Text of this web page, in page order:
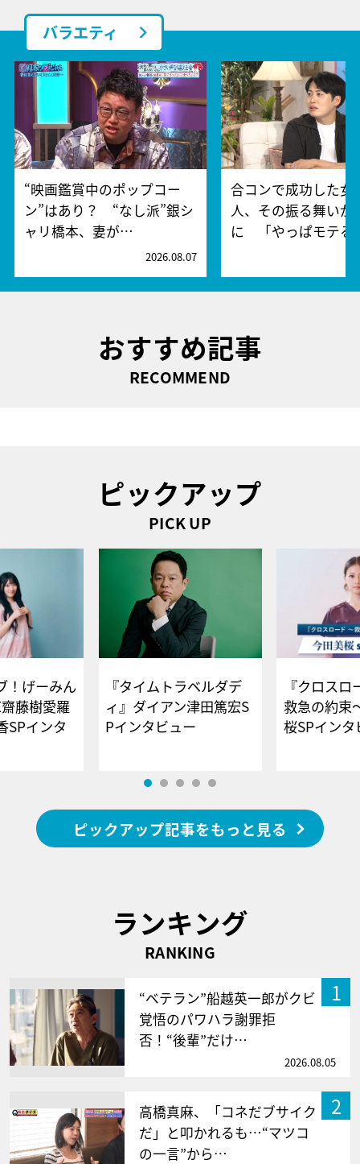
バラエティ
“映画鑑賞中のポップコー
ン”はあり？ “なし派”銀シ
ャリ橋本、妻が…
2026.08.07
合コンで成功した女
人、その振る舞いが
に 「やっぱモテ
おすすめ記事
RECOMMEND
ピックアップ
PICK UP
！げーみん
藤樹愛羅
SPインタ
『タイムトラベルダデ
ィ』ダイアン津田篤宏S
Pインタビュー
『クロス
救急の約束
桜SPイ
ピックアップ記事をもっと見る
ランキング
RANKING
1
“ベテラン”船越英一郎がクビ
覚悟のパワハラ謝罪拒
否！“後輩”だけ…
2026.08.05
2
高橋真麻、「コネだブサイク
だ」と叩かれるも…“マツコ
の一言”から…